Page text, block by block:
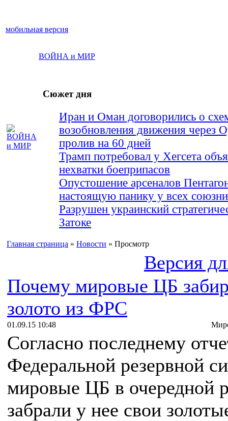
мобильная версия
ВОЙНА и МИР
Сюжет дня
Иран и Оман договорились о
возобновления движения через
пролив на 60 дней
Трамп потребовал у Хегсета
нехватки боеприпасов
Опустошение арсеналов
настоящую панику у всех
Разрушен украинский
Затоке
Главная страница » Новости » Просмотр
Версия
Почему мировые ЦБ
золото из ФРС
01.09.15 10:48
Согласно последнему
Федеральной резервной
мировые ЦБ в очередной
забрали у нее свои